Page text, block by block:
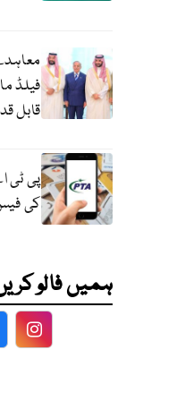
فیلڈ
قابل
پی ٹی
کی
ہمیں فالو
Facebook